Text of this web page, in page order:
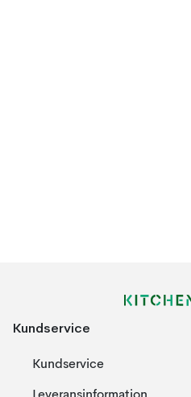
Kundservice
Kundservice